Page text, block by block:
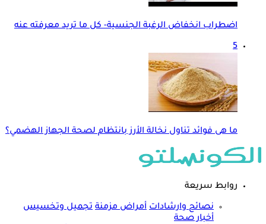
اضطراب انخفاض الرغبة الجنسية- كل ما تريد معرفته عنه
5
ما هى فوائد تناول نخالة الأرز بانتظام لصحة الجهاز الهضمي؟
روابط سريعة
نصائح وارشادات أمراض مزمنة تجميل وتخسيس
أخبار صحة